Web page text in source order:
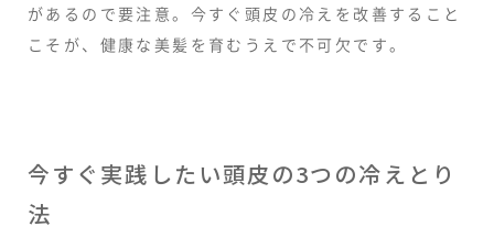
があるので要注意。今すぐ頭皮の冷えを改善すること
こそが、健康な美髪を育むうえで不可欠です。
今すぐ実践したい頭皮の3つの冷えとり
法